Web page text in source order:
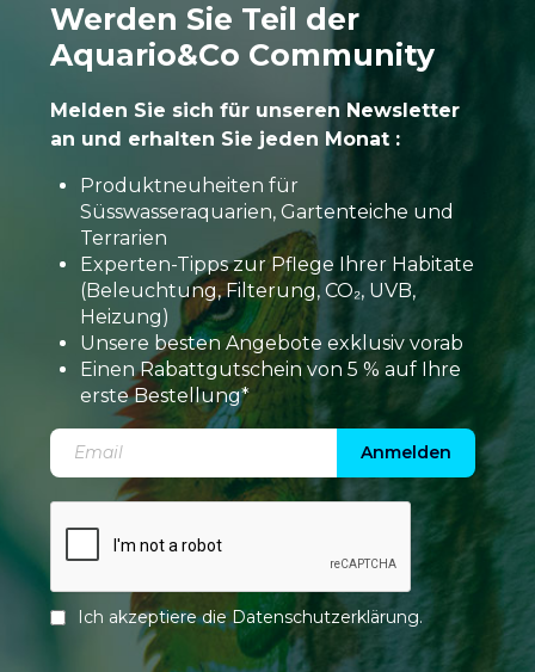
Werden Sie Teil der
Aquario&Co Community
Melden Sie sich für unseren Newsletter
an und erhalten Sie jeden Monat :
Produktneuheiten für
Süsswasseraquarien, Gartenteiche und
Terrarien
Experten-Tipps zur Pflege Ihrer Habitate
(Beleuchtung, Filterung, CO₂, UVB,
Heizung)
Unsere besten Angebote exklusiv vorab
Einen Rabattgutschein von 5 % auf Ihre
erste Bestellung*
Anmelden
Ich akzeptiere dieDatenschutzerklärung.